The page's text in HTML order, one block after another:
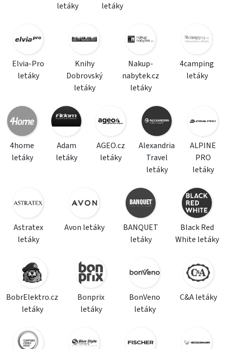
letáky
letáky
Elvia-Pro
letáky
Knihy
Dobrovský
letáky
Nakup-
nabytek.cz
letáky
4camping
letáky
4home
letáky
Adam
letáky
AGEO.cz
letáky
Alexandria
Travel
letáky
ALPINE
PRO
letáky
Astratex
letáky
Avon letáky
BANQUET
letáky
Black Red
White letáky
BobrElektro.cz
letáky
Bonprix
letáky
BonVeno
letáky
C&A letáky